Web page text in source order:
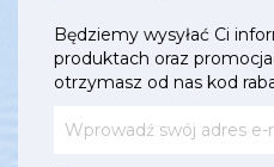
Będziemy wysyłać Ci
produktach oraz
otrzymasz od nas kod